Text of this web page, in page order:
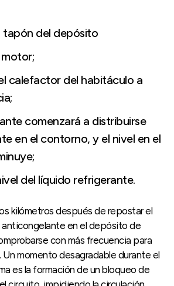
tapón del depósito
calefactor del habitáculo a
comenzará a distribuirse
en el contorno, y el nivel en el
del líquido refrigerante.
kilómetros después de repostar el
anticongelante en el depósito de
con más frecuencia para
Un momento desagradable durante el
es la formación de un bloqueo de